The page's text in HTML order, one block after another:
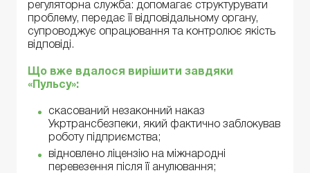
регуляторна служба: допомагає структурувати
проблему, передає її відповідальному органу,
супроводжує опрацювання та контролює якість
відповіді.
Що вже вдалося вирішити завдяки
«Пульсу»:
скасований незаконний наказ
Укртрансбезпеки, який фактично заблокував
роботу підприємства;
відновлено ліцензію на міжнародні
перевезення після її анулювання;